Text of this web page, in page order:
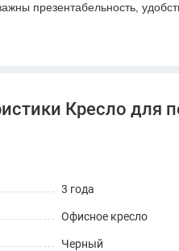
презентабельность,
Кресло для
3 года
Офисное кресло
Черный